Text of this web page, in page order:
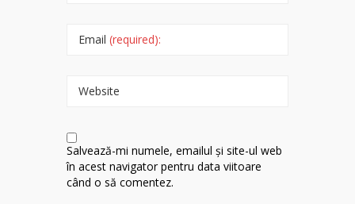
Email (required):
Website
Salvează-mi numele, emailul și site-ul web
în acest navigator pentru data viitoare
când o să comentez.